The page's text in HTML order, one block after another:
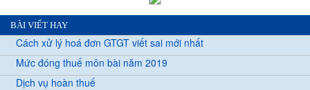
BÀI VIẾT HAY
Cách xử lý hoá đơn GTGT viết sai mới nhất
Mức đóng thuế môn bài năm 2019
Dịch vụ hoàn thuế